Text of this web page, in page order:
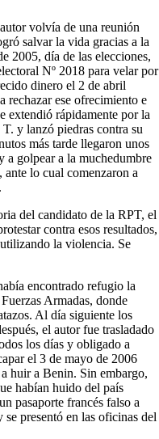
volvía de una reunión
salvar la vida gracias a la
2005, día de las elecciones,
Nº 2018 para velar por
dinero el 2 de abril
ese ofrecimiento e
extendió rápidamente por la
y lanzó piedras contra su
más tarde llegaron unos
a golpear a la muchedumbre
ante lo cual comenzaron a
del candidato de la RPT, el
contra esos resultados,
la violencia. Se
encontrado refugio la
Armadas, donde
Al día siguiente los
el autor fue trasladado
los días y obligado a
el 3 de mayo de 2006
huir a Benin. Sin embargo,
habían huido del país
pasaporte francés falso a
presentó en las oficinas del